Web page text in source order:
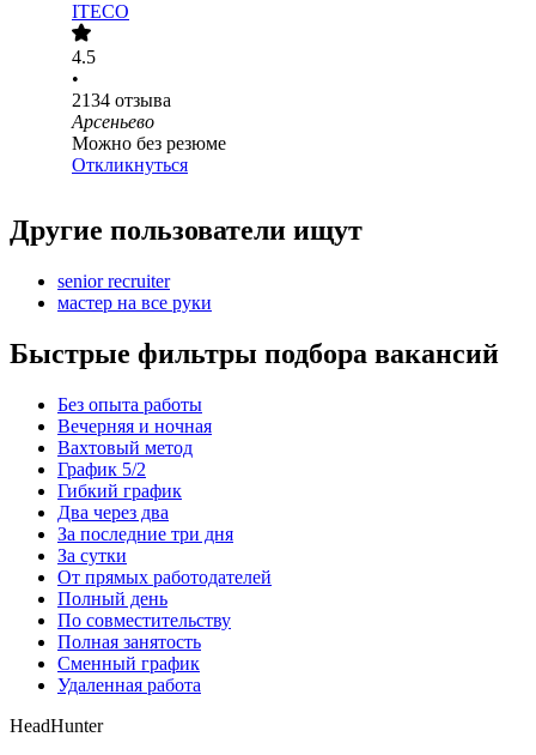
ITECO
4.5
•
2134 отзыва
Арсеньево
Можно без резюме
Откликнуться
Другие пользователи ищут
senior recruiter
мастер на все руки
Быстрые фильтры подбора вакансий
Без опыта работы
Вечерняя и ночная
Вахтовый метод
График 5/2
Гибкий график
Два через два
За последние три дня
За сутки
От прямых работодателей
Полный день
По совместительству
Полная занятость
Сменный график
Удаленная работа
HeadHunter